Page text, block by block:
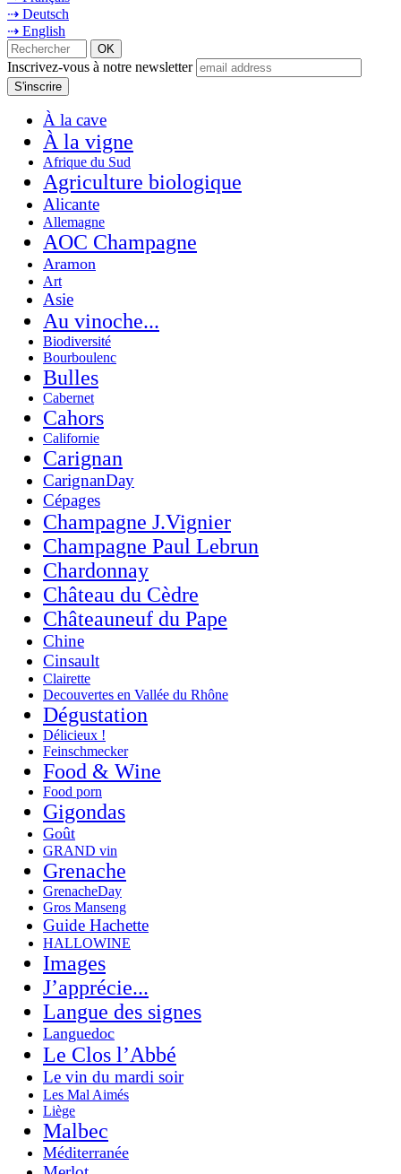
⇢ Deutsch
⇢ English
Inscrivez-vous à notre newsletter
À la cave
À la vigne
Afrique du Sud
Agriculture biologique
Alicante
Allemagne
AOC Champagne
Aramon
Art
Asie
Au vinoche...
Biodiversité
Bourboulenc
Bulles
Cabernet
Cahors
Californie
Carignan
CarignanDay
Cépages
Champagne J.Vignier
Champagne Paul Lebrun
Chardonnay
Château du Cèdre
Châteauneuf du Pape
Chine
Cinsault
Clairette
Decouvertes en Vallée du Rhône
Dégustation
Délicieux !
Feinschmecker
Food & Wine
Food porn
Gigondas
Goût
GRAND vin
Grenache
GrenacheDay
Gros Manseng
Guide Hachette
HALLOWINE
Images
J’apprécie...
Langue des signes
Languedoc
Le Clos l’Abbé
Le vin du mardi soir
Les Mal Aimés
Liège
Malbec
Méditerranée